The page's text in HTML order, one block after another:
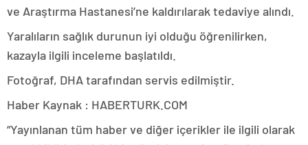
ve Araştırma Hastanesi’ne kaldırılarak tedaviye alındı.
Yaralıların sağlık durunun iyi olduğu öğrenilirken,
kazayla ilgili inceleme başlatıldı.
Fotoğraf, DHA tarafından servis edilmiştir.
Haber Kaynak : HABERTURK.COM
“Yayınlanan tüm haber ve diğer içerikler ile ilgili olarak